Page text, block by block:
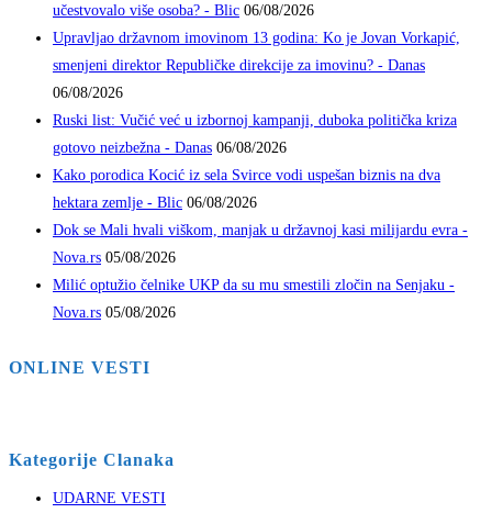
učestvovalo više osoba? - Blic 06/08/2026
Upravljao državnom imovinom 13 godina: Ko je Jovan Vorkapić,
smenjeni direktor Republičke direkcije za imovinu? - Danas
06/08/2026
Ruski list: Vučić već u izbornoj kampanji, duboka politička kriza
gotovo neizbežna - Danas 06/08/2026
Kako porodica Kocić iz sela Svirce vodi uspešan biznis na dva
hektara zemlje - Blic 06/08/2026
Dok se Mali hvali viškom, manjak u državnoj kasi milijardu evra -
Nova.rs 05/08/2026
Milić optužio čelnike UKP da su mu smestili zločin na Senjaku -
Nova.rs 05/08/2026
ONLINE VESTI
Kategorije Clanaka
UDARNE VESTI